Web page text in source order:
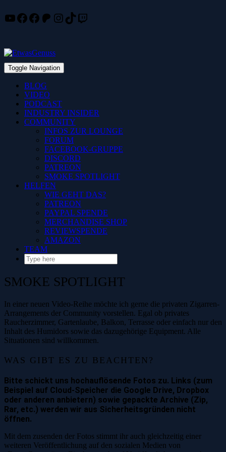
Skip
YouTube
Facebook
Facebook
Patreon
Instagram
TikTok
Twitch
Toggle Navigation
BLOG
VIDEO
PODCAST
INDUSTRY INSIDER
COMMUNITY
INFOS ZUR LOUNGE
FORUM
FACEBOOK-GRUPPE
DISCORD
PATREON
SMOKE SPOTLIGHT
HELFEN
WIE GEHT DAS?
PATREON
PAYPAL SPENDE
MERCHANDISE SHOP
REVIEWSPENDE
AMAZON
TEAM
SMOKE SPOTLIGHT
In einer neuen Video-Reihe möchte ich gerne die privaten Zigarren-
Arrangements der Community vorstellen. Egal ob privates
Raucherzimmer, Gartenlaube, Balkon, Terrasse oder einfach nur den
Inhalt des Humidors sowie das dazugehörige Equipment. Alle
Situationen sind willkommen.
WAS GIBT ES ZU BEACHTEN?
Bitte schickt uns hochauflösende Fotos zu. Links (zum
Beispiel auf Cloud-Speicher die Google Drive, Dropbox
oder anderen anbietern) sowie gepackte Archive (Zip,
Rar, etc.) werden wir aus Sicherheitsgründen nicht
öffnen.
Mit dem zusenden der Fotos stimmt ihr auch gleichzeitig einer
weiteren Veröffentlichung auf den sozialen Medien von